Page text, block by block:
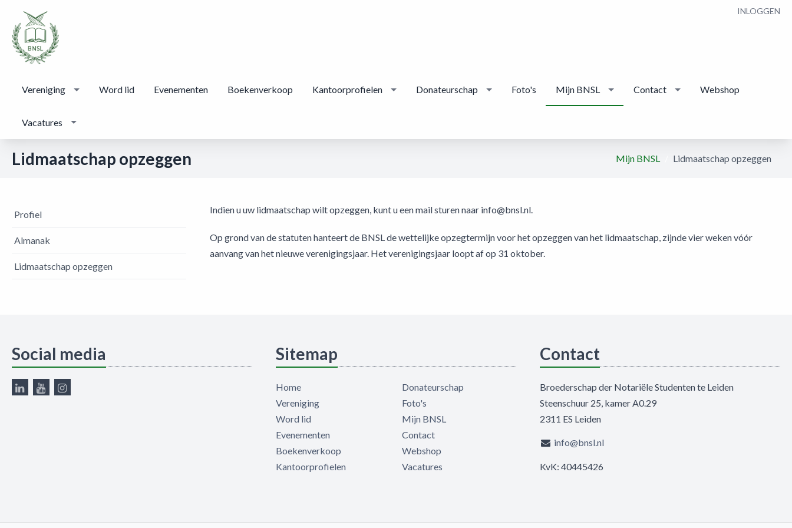
INLOGGEN
Vereniging Word lid Evenementen Boekenverkoop Kantoorprofielen Donateurschap Foto's Mijn BNSL Contact Webshop
Vacatures
Mijn BNSL Lidmaatschap opzeggen
Lidmaatschap opzeggen
Profiel
Almanak
Lidmaatschap opzeggen
Indien u uw lidmaatschap wilt opzeggen, kunt u een mail sturen naar info@bnsl.nl.
Op grond van de statuten hanteert de BNSL de wettelijke opzegtermijn voor het opzeggen van het lidmaatschap, zijnde vier weken vóór
aanvang van het nieuwe verenigingsjaar. Het verenigingsjaar loopt af op 31 oktober.
Social media Sitemap
Home
Vereniging
Word lid
Evenementen
Boekenverkoop
Kantoorprofielen
Donateurschap
Foto's
Mijn BNSL
Contact
Webshop
Vacatures
Contact
Broederschap der Notariële Studenten te Leiden
Steenschuur 25, kamer A0.29
2311 ES Leiden
info@bnsl.nl
KvK: 40445426